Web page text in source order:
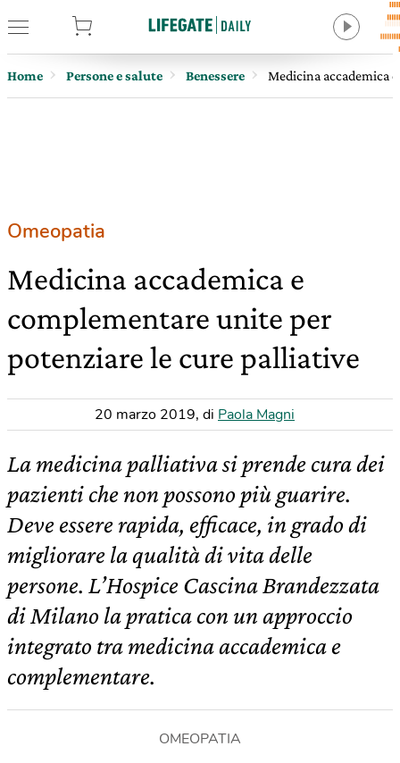
Home Persone e salute Benessere Medicina accademica
Omeopatia
Medicina accademica e
complementare unite per
potenziare le cure palliative
20 marzo 2019, di Paola Magni
La medicina palliativa si prende cura dei
pazienti che non possono più guarire.
Deve essere rapida, efficace, in grado di
migliorare la qualità di vita delle
persone. L’Hospice Cascina Brandezzata
di Milano la pratica con un approccio
integrato tra medicina accademica e
complementare.
OMEOPATIA